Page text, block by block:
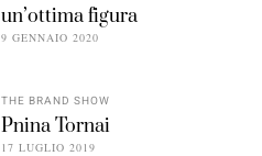
un’ottima figura
9 GENNAIO 2020
THE BRAND SHOW
Pnina Tornai
17 LUGLIO 2019